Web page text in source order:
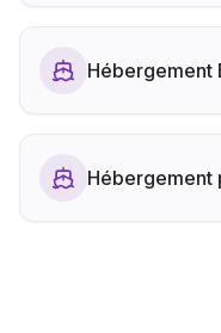
Hébergement
Hébergement